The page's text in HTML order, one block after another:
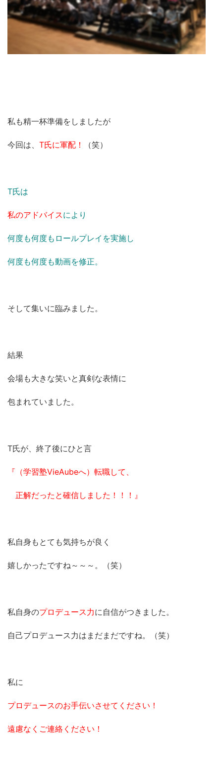
私も精一杯準備をしましたが
今回は、 T氏に軍配！ （笑）
T氏は
私のアドバイスにより
何度も何度もロールプレイを実施し
何度も何度も動画を修正。
そして集いに臨みました。
結果
会場も大きな笑いと真剣な表情に
包まれていました。
T氏が、終了後にひと言
『（学習塾VieAubeへ）転職して、
正解だったと確信しました！！！』
私自身もとても気持ちが良く
嬉しかったですね～～～。（笑）
私自身のプロデュース力に自信がつきました。
自己プロデュース力はまだまだですね。（笑）
私に
プロデュースのお手伝いさせてください！
遠慮なくご連絡ください！